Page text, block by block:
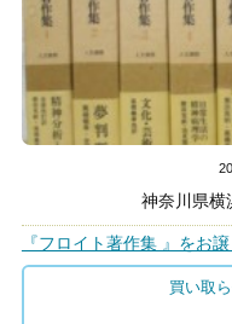
神奈川県横
『フロイト著作集 』をお
買い取